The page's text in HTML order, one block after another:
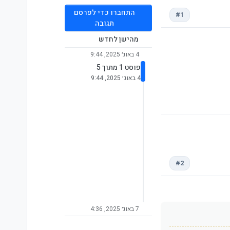
#1
#2
התחברו כדי לפרסם
תגובה
מהישן לחדש
4 באוג׳ 2025, 9:44
פוסט 1 מתוך 5
4 באוג׳ 2025, 9:44
7 באוג׳ 2025, 4:36